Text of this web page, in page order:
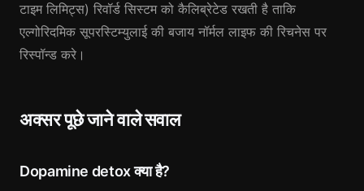
टाइम लिमिट्स) रिवॉर्ड सिस्टम को कैलिब्रेटेड रखती है ताकि
एल्गोरिदमिक सूपरस्टिम्युलाई की बजाय नॉर्मल लाइफ की रिचनेस पर
रिस्पॉन्ड करे।
अक्सर पूछे जाने वाले सवाल
Dopamine detox क्या है?